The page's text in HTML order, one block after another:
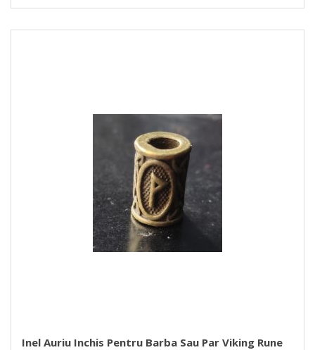
Inel Auriu Inchis Pentru Barba Sau Par Viking Rune